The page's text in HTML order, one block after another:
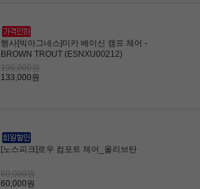
행사[빅아그네스]미카 베이신 캠프 체어 -
BROWN TROUT (ESNXU00212)
190,000원
133,000원
[노스피크]로우 컴포트 체어_올리브탄
60,000원
60,000원